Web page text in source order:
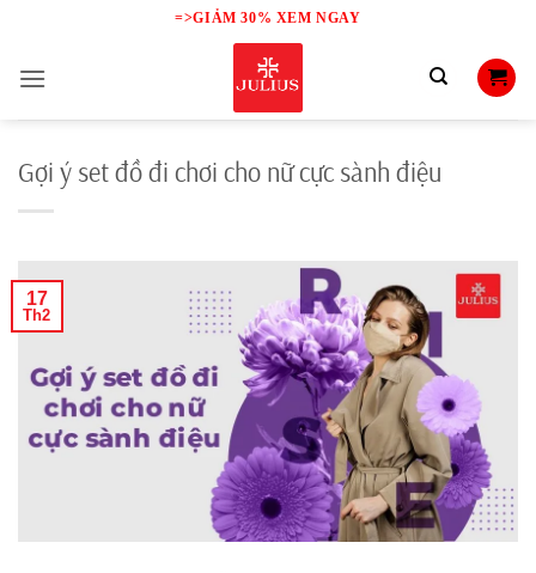
content
=>GIẢM 30% XEM NGAY
Gợi ý set đồ đi chơi cho nữ cực sành điệu
17
Th2